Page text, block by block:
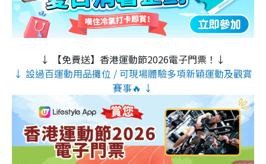
↓ 【免費送】香港運動節2026電子門票！↓
↓ 設過百運動用品攤位 / 可現場體驗多項新穎運動及觀賞
賽事🔥 ↓